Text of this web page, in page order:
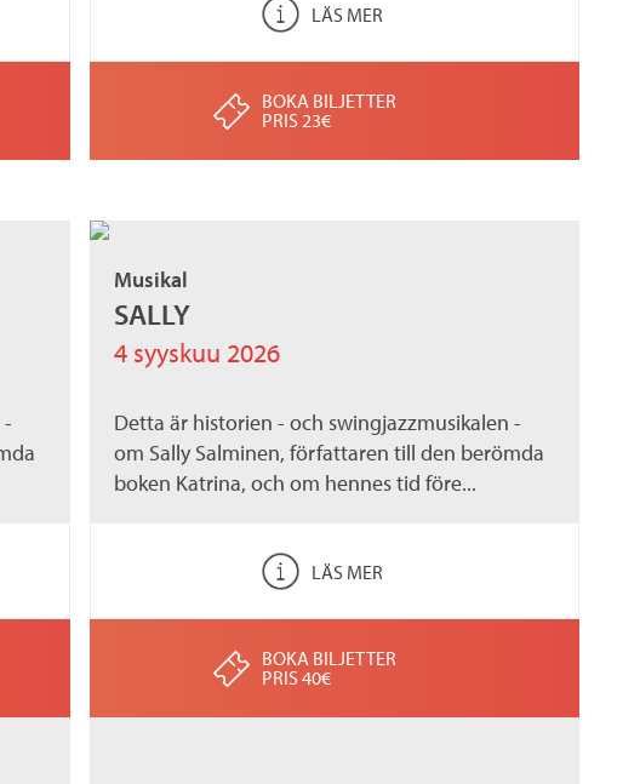
LÄS MER
BOKA BILJETTER
PRIS 23€
Musikal
SALLY
4 syyskuu 2026
Detta är historien - och swingjazzmusikalen -
om Sally Salminen, författaren till den berömda
boken Katrina, och om hennes tid före...
LÄS MER
BOKA BILJETTER
PRIS 40€